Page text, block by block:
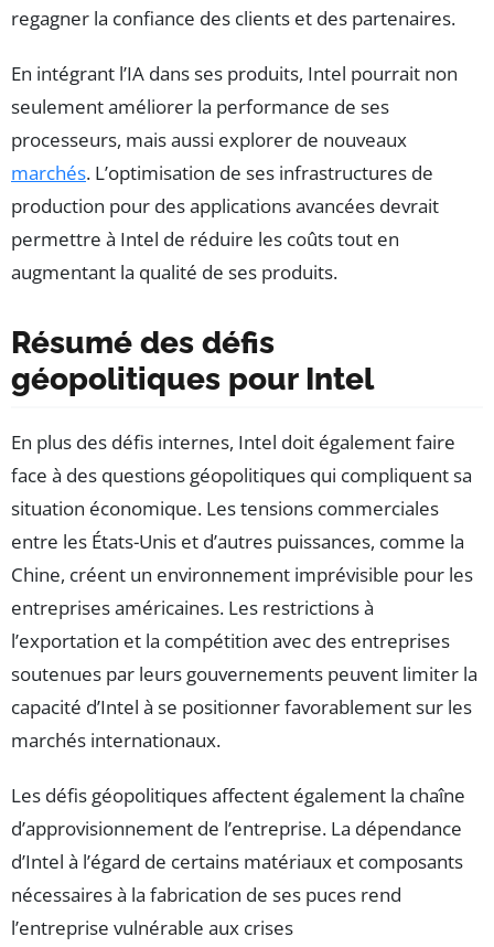
regagner la confiance des clients et des partenaires.
En intégrant l’IA dans ses produits, Intel pourrait non
seulement améliorer la performance de ses
processeurs, mais aussi explorer de nouveaux
marchés. L’optimisation de ses infrastructures de
production pour des applications avancées devrait
permettre à Intel de réduire les coûts tout en
augmentant la qualité de ses produits.
Résumé des défis
géopolitiques pour Intel
En plus des défis internes, Intel doit également faire
face à des questions géopolitiques qui compliquent sa
situation économique. Les tensions commerciales
entre les États-Unis et d’autres puissances, comme la
Chine, créent un environnement imprévisible pour les
entreprises américaines. Les restrictions à
l’exportation et la compétition avec des entreprises
soutenues par leurs gouvernements peuvent limiter la
capacité d’Intel à se positionner favorablement sur les
marchés internationaux.
Les défis géopolitiques affectent également la chaîne
d’approvisionnement de l’entreprise. La dépendance
d’Intel à l’égard de certains matériaux et composants
nécessaires à la fabrication de ses puces rend
l’entreprise vulnérable aux crises